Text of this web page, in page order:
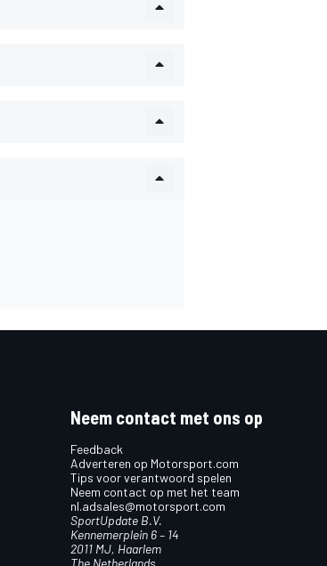
Neem contact met ons op
Feedback
Adverteren op Motorsport.com
Tips voor verantwoord spelen
Neem contact op met het team
nl.adsales@motorsport.com
SportUpdate B.V.
Kennemerplein 6 – 14
2011 MJ, Haarlem
The Netherlands